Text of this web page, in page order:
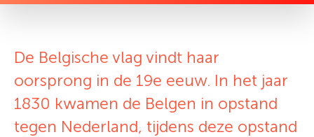
De Belgische vlag vindt haar
oorsprong in de 19e eeuw. In het jaar
1830 kwamen de Belgen in opstand
tegen Nederland, tijdens deze opstand